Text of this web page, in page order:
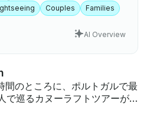
Couples Families
AI Overview
間のところに、ポルトガルで最
で巡るカヌーラフトツアーが
ことで有名ですが、夏は水位